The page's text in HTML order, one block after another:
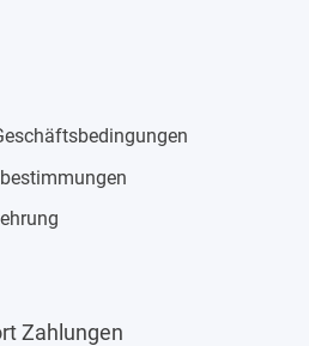
Zahlungen